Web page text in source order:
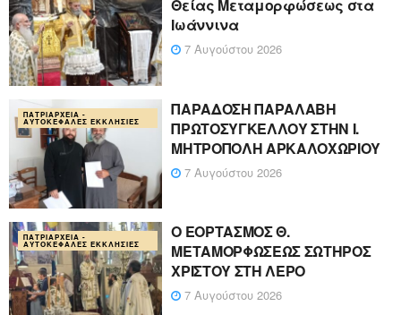
Θείας Μεταμορφώσεως στα
Ιωάννινα
7 Αυγούστου 2026
ΠΑΤΡΙΑΡΧΕΊΑ -
ΑΥΤΟΚΈΦΑΛΕΣ ΕΚΚΛΗΣΊΕΣ
ΠΑΡΑΔΟΣΗ ΠΑΡΑΛΑΒΗ
ΠΡΩΤΟΣΥΓΚΕΛΛΟΥ ΣΤΗΝ Ι.
ΜΗΤΡΟΠΟΛΗ ΑΡΚΑΛΟΧΩΡΙΟΥ
7 Αυγούστου 2026
ΠΑΤΡΙΑΡΧΕΊΑ -
ΑΥΤΟΚΈΦΑΛΕΣ ΕΚΚΛΗΣΊΕΣ
Ο ΕΟΡΤΑΣΜΟΣ Θ.
ΜΕΤΑΜΟΡΦΩΣΕΩΣ ΣΩΤΗΡΟΣ
ΧΡΙΣΤΟΥ ΣΤΗ ΛΕΡΟ
7 Αυγούστου 2026